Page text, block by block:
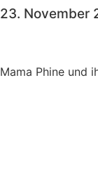
23. November
Mama Phine und